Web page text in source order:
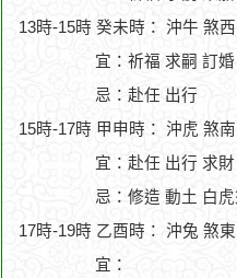
13時-15時 癸未時： 沖牛 煞
宜：祈福 求嗣 訂
忌：赴任 出行
15時-17時 甲申時： 沖虎 煞
宜：赴任 出行 求
忌：修造 動土 白
17時-19時 乙酉時： 沖兔 煞
宜：